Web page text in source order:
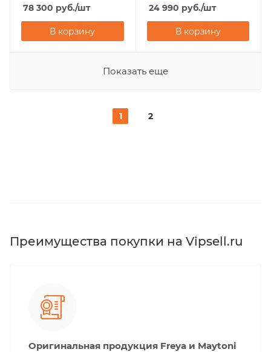
78 300 руб./шт
В корзину
24 990 руб./шт
В корзину
Показать еще
1 2
Преимущества покупки на Vipsell.ru
Оригинальная продукция Freya и Maytoni